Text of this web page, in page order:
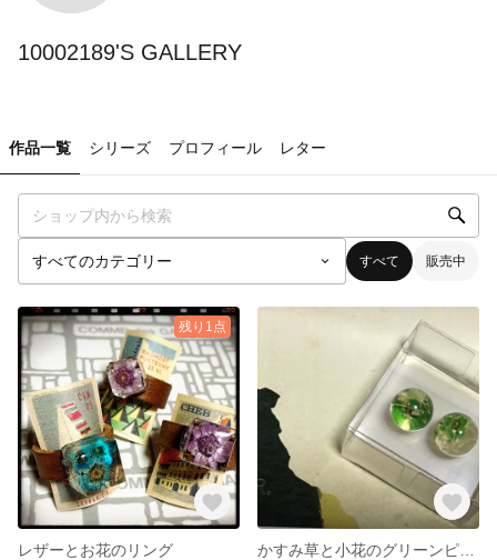
10002189'S GALLERY
作品一覧 シリーズ プロフィール レター
すべて 販売中
残り1点
レザーとお花のリング